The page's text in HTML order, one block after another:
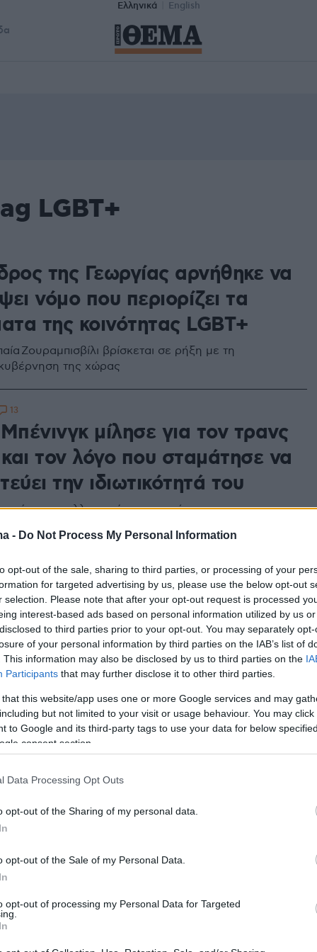
- Do Not Process My Personal Information
opt-out of the sale, sharing to third parties, or processing of your
for targeted advertising by us, please use the below opt-out
selection. Please note that after your opt-out request is processed
interest-based ads based on personal information utilized by us
to third parties prior to your opt-out. You may separately
of your personal information by third parties on the IAB’s list of
This information may also be disclosed by us to third parties on the
Participants that may further disclose it to other third parties.
that this website/app uses one or more Google services and may
but not limited to your visit or usage behaviour. You may
to Google and its third-party tags to use your data for below
consent section.
Data Processing Opt Outs
opt-out of the Sharing of my personal data.
opt-out of the Sale of my Personal Data.
opt-out of processing my Personal Data for Targeted
Ελληνικά English
LGBT+
της Γεωργίας αρνήθηκε να
νόμο που περιορίζει τα
της κοινότητας LGBT+
Ζουραμπισβίλι βρίσκεται σε ρήξη με τη
της χώρας
μίλησε για τον τρανς
τον λόγο που σταμάτησε να
την ιδιωτικότητά του
άγνοια καλλιεργούνται εναντίον των τρανς
13
Πόλσον αγόρασε όλα τα
μιας LGBTQ+ ταινίας στο
για να τη δει ο κόσμος
την ιστορία μιας τρανσέξουαλ γυναίκας, που
πατρικό της σπίτι, για να φροντίσει την
μητέρα της
8
η Darcelle, η γηραιότερη
drag queen στον κόσμο
4
θρίλερ με ζευγάρι γυναικών
27